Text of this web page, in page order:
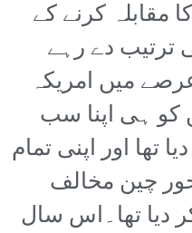
مقابلہ کرنے کے
دے رہے
میں امریکہ
کو ہی اپنا سب
تھا اور اپنی تمام
چین مخالف
دیا تھا۔اس سال